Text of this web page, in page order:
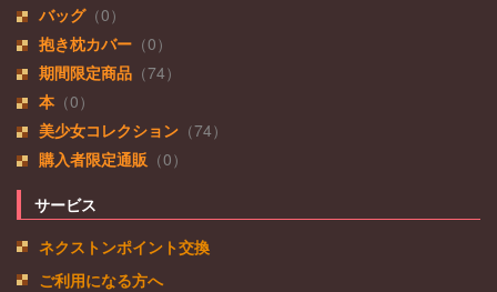
バッグ（0）
抱き枕カバー （0）
期間限定商品 （74）
本 （0）
美少女コレクション （74）
購入者限定通販 （0）
サービス
ネクストンポイント交換
ご利用になる方へ